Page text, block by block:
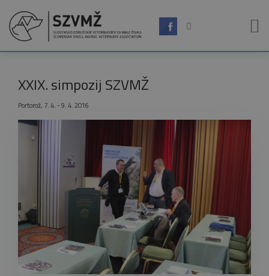
XXIX. simpozij SZVMŽ
Portorož, 7. 4. - 9. 4. 2016